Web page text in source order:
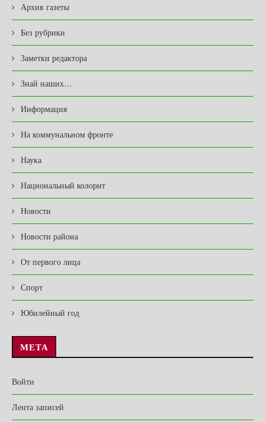
Архив газеты
Без рубрики
Заметки редактора
Знай наших…
Информация
На коммунальном фронте
Наука
Национальный колорит
Новости
Новости района
От первого лица
Спорт
Юбилейный год
МЕТА
Войти
Лента записей